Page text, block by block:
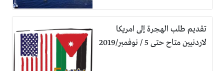
تقديم طلب الهجرة إلى امريكا
لاردنيين متاح حتى 5 / نوفمبر/2019